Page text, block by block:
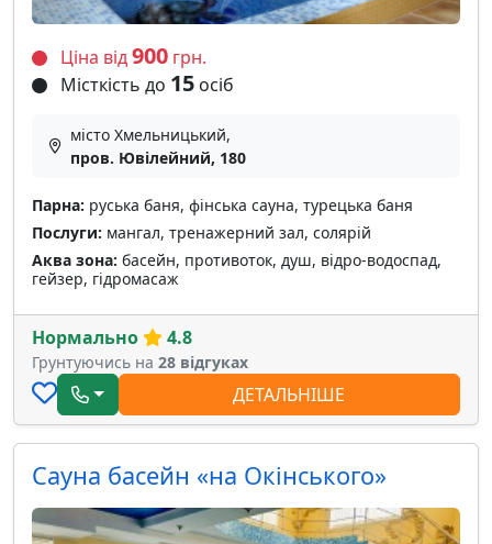
Ціна від900 грн.
Місткість до 15 осіб
місто Хмельницький,
пров. Ювілейний, 180
Парна: руська баня, фінська сауна, турецька баня
Послуги: мангал, тренажерний зал, солярій
Аква зона: басейн, противоток, душ, відро-водоспад,
гейзер, гідромасаж
Нормально 4.8
Грунтуючись на 28 відгуках
ДЕТАЛЬНІШЕ
Сауна басейн «на Окінського»